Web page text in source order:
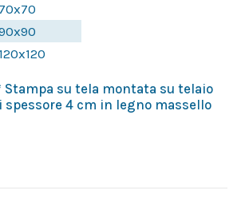
70x70
120x120
Stampa su tela montata su telaio
spessore 4 cm in legno massello